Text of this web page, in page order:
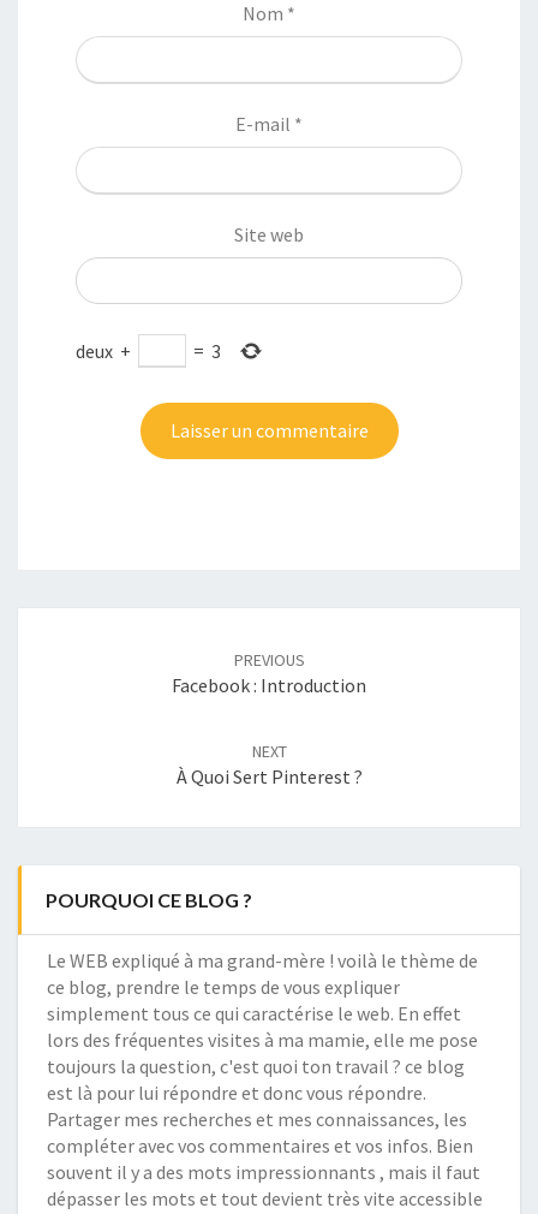
Nom *
E-mail *
Site web
deux + = 3
PREVIOUS
Facebook : Introduction
NEXT
À Quoi Sert Pinterest ?
POURQUOI CE BLOG ?
Le WEB expliqué à ma grand-mère ! voilà le thème de
ce blog, prendre le temps de vous expliquer
simplement tous ce qui caractérise le web. En effet
lors des fréquentes visites à ma mamie, elle me pose
toujours la question, c'est quoi ton travail ? ce blog
est là pour lui répondre et donc vous répondre.
Partager mes recherches et mes connaissances, les
compléter avec vos commentaires et vos infos. Bien
souvent il y a des mots impressionnants , mais il faut
dépasser les mots et tout devient très vite accessible